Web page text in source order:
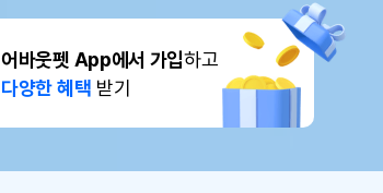
어바웃펫 App에서 가입하고
다양한 혜택 받기